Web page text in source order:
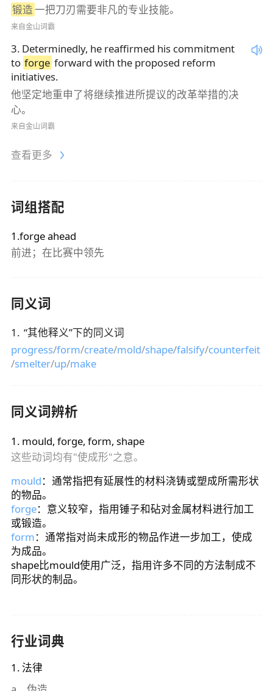
锻造一把刀刃需要非凡的专业技能。
来自金山词霸
3. Determinedly, he reaffirmed his commitment
to forge forward with the proposed reform
initiatives.
他坚定地重申了将继续推进所提议的改革举措的决
心。
来自金山词霸
查看更多
词组搭配
1.forge ahead
前进；在比赛中领先
同义词
1 . “其他释义”下的同义词
progress/form/create/mold/shape/falsify/counterfeit
/smelter/up/make
同义词辨析
1 . mould, forge, form, shape
这些动词均有"使成形"之意。
mould：通常指把有延展性的材料浇铸或塑成所需形状
的物品。
forge：意义较窄，指用锤子和砧对金属材料进行加工
或锻造。
form：通常指对尚未成形的物品作进一步加工，使成
为成品。
shape比mould使用广泛，指用许多不同的方法制成不
同形状的制品。
行业词典
1 . 法律